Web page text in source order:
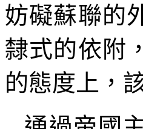
妨礙蘇聯的
隸式的依附
的態度上，